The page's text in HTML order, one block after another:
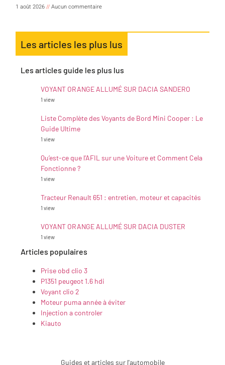
1 août 2026
Aucun commentaire
Les articles les plus lus
Les articles guide les plus lus
VOYANT ORANGE ALLUMÉ SUR DACIA SANDERO
1 view
Liste Complète des Voyants de Bord Mini Cooper : Le
Guide Ultime
1 view
Qu’est-ce que l’AFIL sur une Voiture et Comment Cela
Fonctionne ?
1 view
Tracteur Renault 651 : entretien, moteur et capacités
1 view
VOYANT ORANGE ALLUMÉ SUR DACIA DUSTER
1 view
Articles populaires
Prise obd clio 3
P1351 peugeot 1.6 hdi
Voyant clio 2
Moteur puma année à éviter
Injection a controler
Kiauto
Guides et articles sur l'automobile